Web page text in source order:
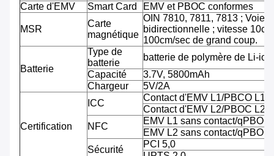
Carte d'EMV
Smart Card EMV et PBOC conformes
MSR
Carte
magnétique
OIN 7810, 7811, 7813 ; Voie
bidirectionnelle ; vitesse
100cm/sec de grand coup.
Batterie
Type de
batterie
batterie de polymère de Li-ion
Capacité
3.7V, 5800mAh
Chargeur
5V/2A
Certification
ICC
Contact d'EMV L1/PBCO L1
Contact d'EMV L2/PBOC L2
NFC
EMV L1 sans contact/qPBOC
EMV L2 sans contact/qPBOC
Sécurité
PCI 5,0